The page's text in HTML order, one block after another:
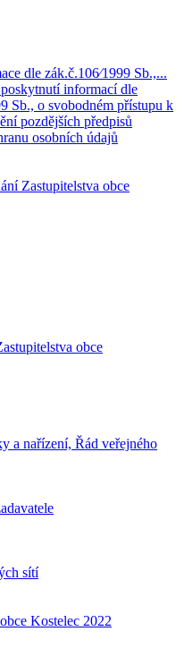
dle zák.č.106⁄1999 Sb.,...
informací dle
Sb., o svobodném přístupu k
pozdějších předpisů
osobních údajů
Zastupitelstva obce
obce
a nařízení, Řád veřejného
sítí
Kostelec 2022